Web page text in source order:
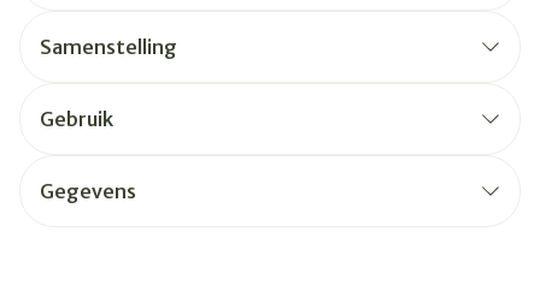
Samenstelling
Gebruik
Gegevens